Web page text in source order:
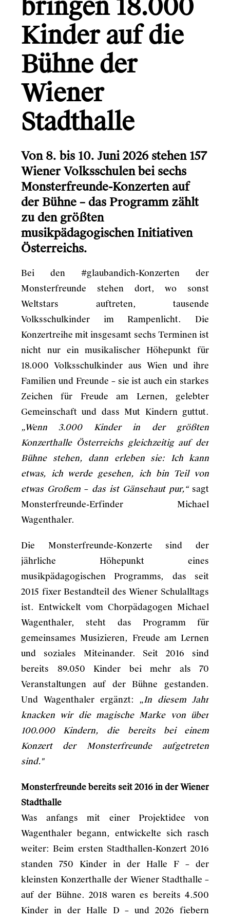
Gründerio
Canal+
Learning Hospital
Friends in Flats
LG
Monsterfreunde
Info
Kontakt
bringen 18.000
Kinder auf die
Bühne der
Wiener
Stadthalle
Von 8. bis 10. Juni 2026 stehen 157
Wiener Volksschulen bei sechs
Monsterfreunde-Konzerten auf
der Bühne – das Programm zählt
zu den größten
musikpädagogischen Initiativen
Österreichs.
Bei den #glaubandich-Konzerten der
Monsterfreunde stehen dort, wo sonst
Weltstars auftreten, tausende
Volksschulkinder im Rampenlicht. Die
Konzertreihe mit insgesamt sechs Terminen ist
nicht nur ein musikalischer Höhepunkt für
18.000 Volksschulkinder aus Wien und ihre
Familien und Freunde – sie ist auch ein starkes
Zeichen für Freude am Lernen, gelebter
Gemeinschaft und dass Mut Kindern guttut.
„Wenn 3.000 Kinder in der größten
Konzerthalle Österreichs gleichzeitig auf der
Bühne stehen, dann erleben sie: Ich kann
etwas, ich werde gesehen, ich bin Teil von
etwas Großem – das ist Gänsehaut pur,“sagt
Monsterfreunde-Erfinder Michael
Wagenthaler.
Die Monsterfreunde-Konzerte sind der
jährliche Höhepunkt eines
musikpädagogischen Programms, das seit
2015 fixer Bestandteil des Wiener Schulalltags
ist. Entwickelt vom Chorpädagogen Michael
Wagenthaler, steht das Programm für
gemeinsames Musizieren, Freude am Lernen
und soziales Miteinander. Seit 2016 sind
bereits 89.050 Kinder bei mehr als 70
Veranstaltungen auf der Bühne gestanden.
Und Wagenthaler ergänzt: „In diesem Jahr
knacken wir die magische Marke von über
100.000 Kindern, die bereits bei einem
Konzert der Monsterfreunde aufgetreten
sind."
Monsterfreunde bereits seit 2016 in der Wiener
Stadthalle
Was anfangs mit einer Projektidee von
Wagenthaler begann, entwickelte sich rasch
weiter: Beim ersten Stadthallen-Konzert 2016
standen 750 Kinder in der Halle F – der
kleinsten Konzerthalle der Wiener Stadthalle –
auf der Bühne. 2018 waren es bereits 4.500
Kinder in der Halle D – und 2026 fiebern